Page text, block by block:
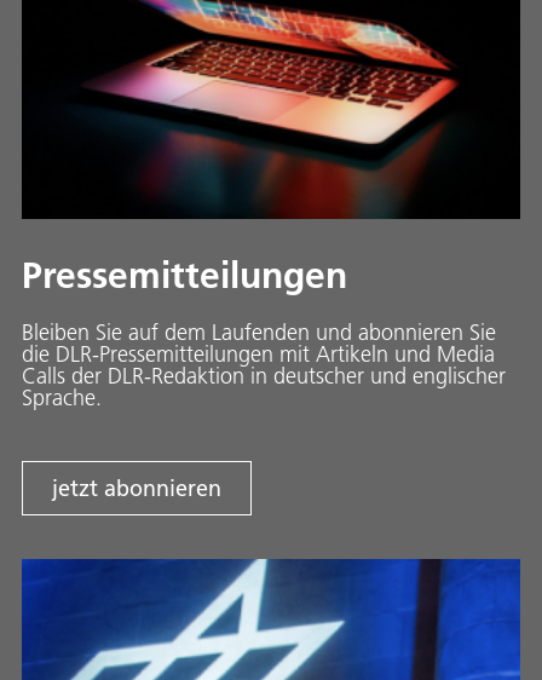
Pressemitteilungen
Bleiben Sie auf dem Laufenden und abonnieren Sie
die DLR-Pressemitteilungen mit Artikeln und Media
Calls der DLR-Redaktion in deutscher und englischer
Sprache.
jetzt abonnieren